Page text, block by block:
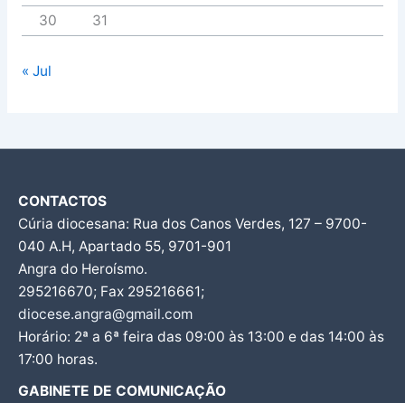
30
31
« Jul
CONTACTOS
Cúria diocesana: Rua dos Canos Verdes, 127 – 9700-
040 A.H, Apartado 55, 9701-901
Angra do Heroísmo.
295216670; Fax 295216661;
diocese.angra@gmail.com
Horário: 2ª a 6ª feira das 09:00 às 13:00 e das 14:00 às
17:00 horas.
GABINETE DE COMUNICAÇÃO